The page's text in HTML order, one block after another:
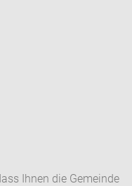
Ihnen die Gemeinde